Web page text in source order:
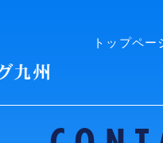
株式会社コープリビ
トップペー